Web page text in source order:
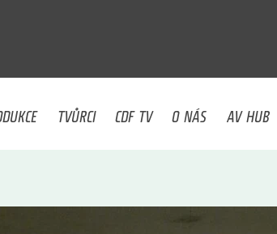
TVŮRCI CDF TV O NÁS AV HUB